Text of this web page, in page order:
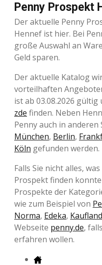
Penny Prospekt
Der aktuelle Penny
Hennef ist hier. Bei
große Auswahl an
Geld sparen.
Der aktuelle Katalog
vorteilhaften
ist ab 03.08.2026
zde finden. Neben
Penny auch in anderen
München, Berlin,
Köln gefunden werden.
Falls Sie nicht alles,
Prospekt finden
Prospekte der
wie zum Beispiel von
Norma, Edeka, Kaufland
Webseite penny.de,
erfahren wollen.